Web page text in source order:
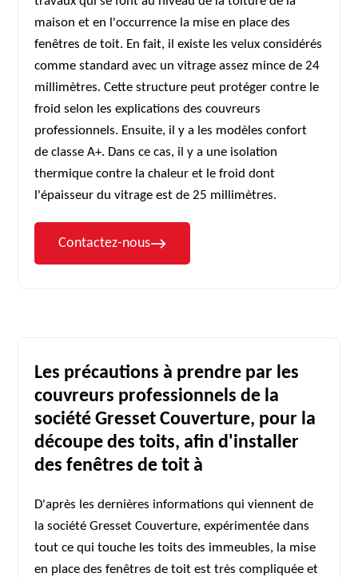
maison et en l'occurrence la mise en place des
fenêtres de toit. En fait, il existe les velux considérés
comme standard avec un vitrage assez mince de 24
millimètres. Cette structure peut protéger contre le
froid selon les explications des couvreurs
professionnels. Ensuite, il y a les modèles confort
de classe A+. Dans ce cas, il y a une isolation
thermique contre la chaleur et le froid dont
l'épaisseur du vitrage est de 25 millimètres.
Contactez-nous
Les précautions à prendre par les
couvreurs professionnels de la
société Gresset Couverture, pour la
découpe des toits, afin d'installer
des fenêtres de toit à
D'après les dernières informations qui viennent de
la société Gresset Couverture, expérimentée dans
tout ce qui touche les toits des immeubles, la mise
en place des fenêtres de toit est très compliquée et